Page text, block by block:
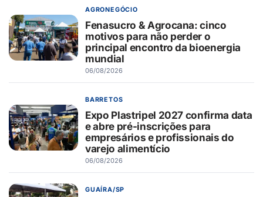
AGRONEGÓCIO
Fenasucro & Agrocana: cinco
motivos para não perder o
principal encontro da bioenergia
mundial
06/08/2026
BARRETOS
Expo Plastripel 2027 confirma data
e abre pré-inscrições para
empresários e profissionais do
varejo alimentício
06/08/2026
GUAÍRA/SP